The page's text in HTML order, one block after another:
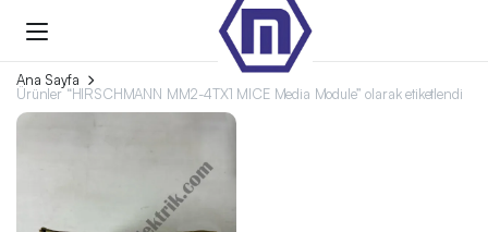
Ana Sayfa
Ürünler “HIRSCHMANN MM2-4TX1 MICE Media Module” olarak etiketlendi